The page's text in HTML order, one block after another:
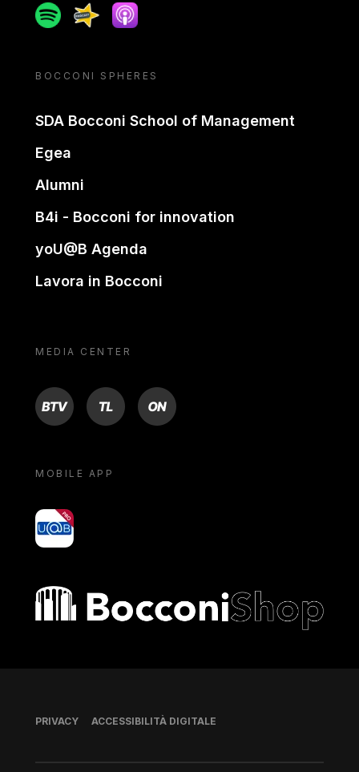
SpotifySpreakerApple podcast
BOCCONI SPHERES
SDA Bocconi School of Management
Egea
Alumni
B4i - Bocconi for innovation
yoU@B Agenda
Lavora in Bocconi
MEDIA CENTER
BTV TL ON
MOBILE APP
yoU@B
Bocconi shop
Piè di pagina
PRIVACY ACCESSIBILITÀ DIGITALE